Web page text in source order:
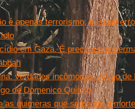
é apenas terrorismo, e Israel
em Gaza. É preciso que
verdades incômodas. Artigo de
de Domenico Quirico
as quimeras que semeiam a